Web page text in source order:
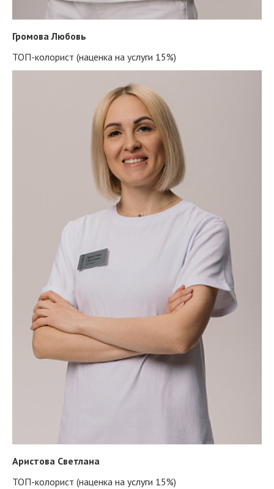
Громова Любовь
ТОП-колорист (наценка на услуги 15%)
Аристова Светлана
ТОП-колорист (наценка на услуги 15%)